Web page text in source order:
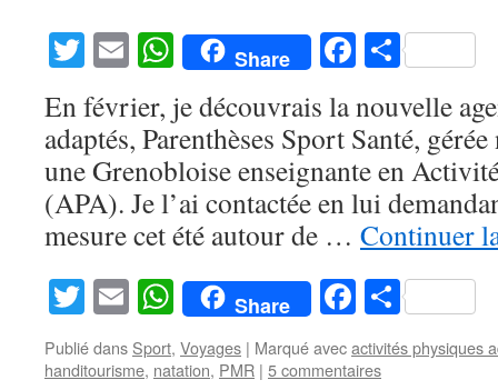
Twitter
EmailWhatsApp
Share Facebook
En février, je découvrais la nouvelle
adaptés, Parenthèses Sport Santé,
une Grenobloise enseignante en
(APA). Je l’ai contactée en lui
mesure cet été autour de … Continuer
Twitter
EmailWhatsApp
Share Facebook
Publié dans Sport, Voyages | Marqué avecactivités physiques
handitourisme, natation, PMR | 5 commentaires